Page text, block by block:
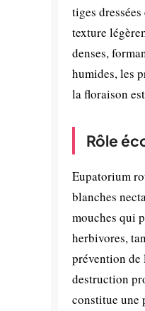
tiges
texture
denses,
humides, les
la floraison
Rôle
Eupatorium
blanches
mouches qui
herbivores,
prévention de
destruction
constitue une